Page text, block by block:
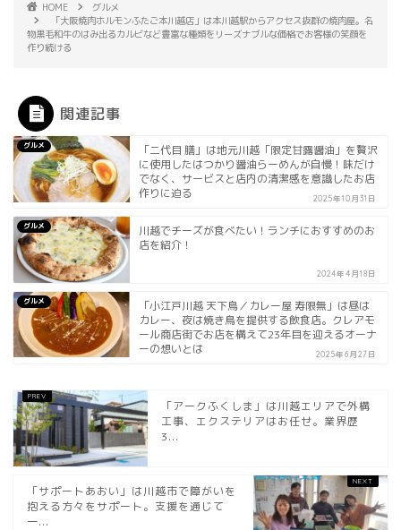
HOME
グルメ
「大阪焼肉ホルモンふたご本川越店」は本川越駅からアクセス抜群の焼肉屋。名
物黒毛和牛のはみ出るカルビなど豊富な種類をリーズナブルな価格でお客様の笑顔を
作り続ける
関連記事
グルメ
「二代目 膳」は地元川越「限定甘露醤油」を贅沢
に使用したはつかり醤油らーめんが自慢！味だけ
でなく、サービスと店内の清潔感を意識したお店
作りに迫る
2025年10月31日
グルメ
川越でチーズが食べたい！ランチにおすすめのお
店を紹介！
2024年4月18日
グルメ
「小江戸川越 天下鳥／カレー屋 寿限無」は昼は
カレー、夜は焼き鳥を提供する飲食店。クレアモ
ール商店街でお店を構えて23年目を迎えるオーナ
ーの想いとは
2025年6月27日
「アークふくしま」は川越エリアで外構
工事、エクステリアはお任せ。業界歴
3...
「サポートあおい」は川越市で障がいを
抱える方々をサポート。支援を通じて
一...